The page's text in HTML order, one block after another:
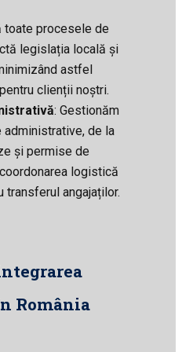
toate procesele de
legislația locală și
astfel
clienții noștri.
: Gestionăm
de la
și permise de
logistică
transferul angajaților.
România